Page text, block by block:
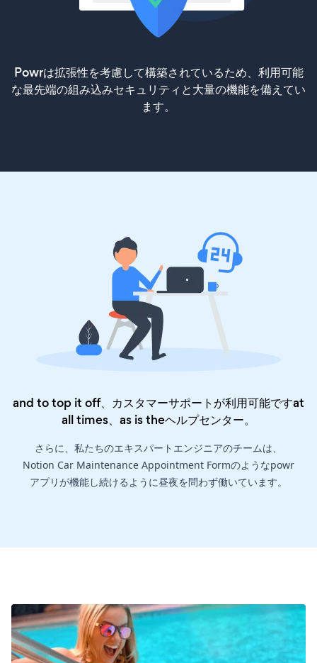
Powrは拡張性を考慮して構築されているため、利用可能
な最先端の組み込みセキュリティと大量の機能を備えてい
ます。
and to top it off、カスタマーサポートが利用可能ですat
all times、as is theヘルプセンター。
さらに、私たちのエキスパートエンジニアのチームは、
Notion Car Maintenance Appointment Formのようなpowr
アプリが機能し続けるように昼夜を問わず働いています。